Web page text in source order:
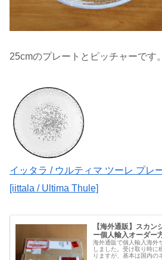
25cmのプレートとピッチャーです。
イッタラ / ウルティマ ツーレ プレ
[iittala / Ultima Thule]
【海外通販】スカ
ー個人輸入オーダー
海外通販で個人輸入海外
しました。受け取り時
りますが、基本は国内の